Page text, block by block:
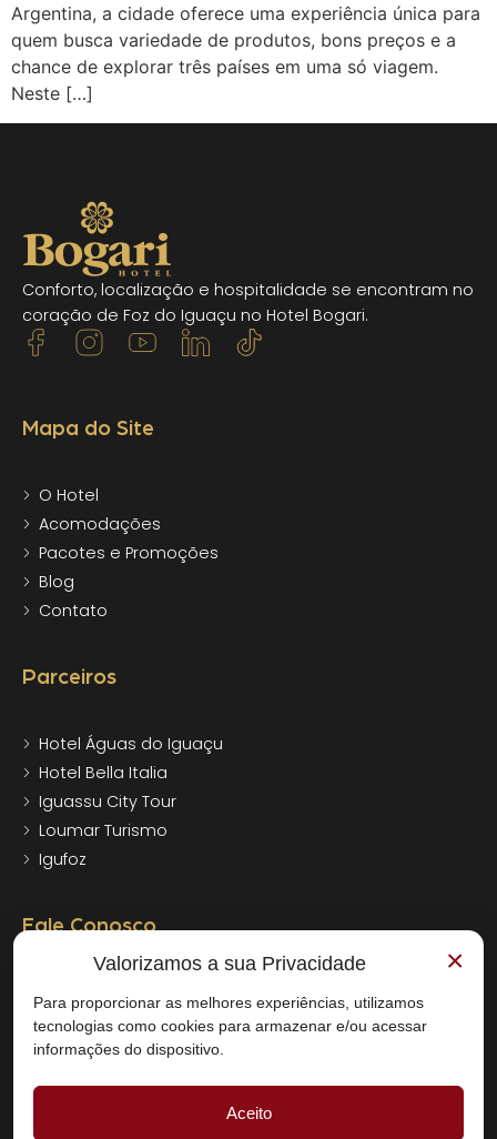
Argentina, a cidade oferece uma experiência única para
quem busca variedade de produtos, bons preços e a
chance de explorar três países em uma só viagem.
Neste […]
Conforto, localização e hospitalidade se encontram no
coração de Foz do Iguaçu no Hotel Bogari.
Mapa do Site
O Hotel
Acomodações
Pacotes e Promoções
Blog
Contato
Parceiros
Hotel Águas do Iguaçu
Hotel Bella Italia
Iguassu City Tour
Loumar Turismo
Igufoz
Fale Conosco
+55 (45) 3545-7000
+55 (45) 3545-7000
reservas@bogarihotel.com.br
Av. Brasil, 106 - Centro - Foz do Iguaçu CEP: 85851-000
×
Valorizamos a sua Privacidade
Para proporcionar as melhores experiências, utilizamos
tecnologias como cookies para armazenar e/ou acessar
informações do dispositivo.
Aceito